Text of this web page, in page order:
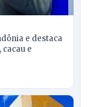
e destaca
e